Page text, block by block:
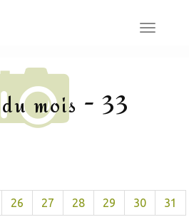
Toggle
mois - 33
26 27 28 29 30
31